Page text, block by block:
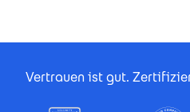
Vertrauen ist gut.